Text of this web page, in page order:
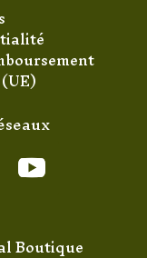
Boutique